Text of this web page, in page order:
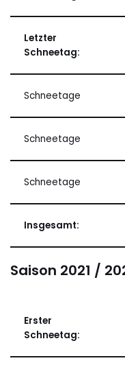
Letzter
Schneetag:
Schneetage
Schneetage
Schneetage
Insgesamt:
Saison 2021 /
Erster
Schneetag: